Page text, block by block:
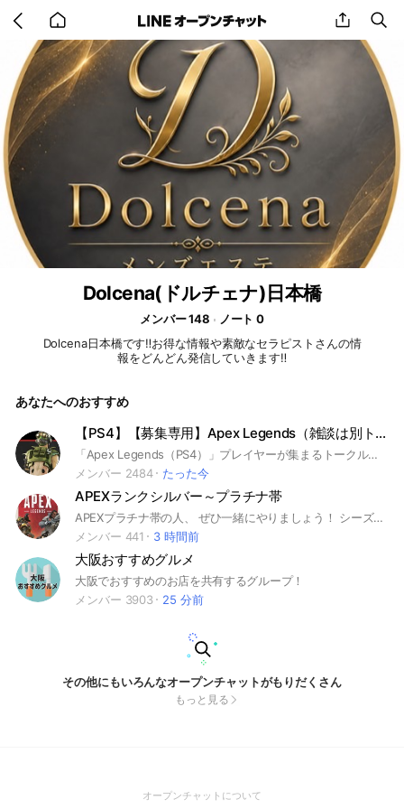
back
to
home
share
Dolcena(ドルチェナ)日本橋
メンバー 148
ノート 0
Dolcena日本橋です‼️お得な情報や素敵なセラピストさんの情
報をどんどん発信していきます‼️
あなたへのおすすめ
【PS4】【募集専用】Apex Legends（雑談は別トークルーム）【welps】
「Apex Legends（PS4）」プレイヤーが集まるトークルームです！情報共有・共同プレイ・オフ会・フレ交換・プレイ感想共有など。嬉しいことも悔しいことも一緒に楽しむ仲間になりましょう！誰でも自由に参加できます！参加後ノートをチェックください。このトークルームはオタクサークル「welps」が運営しています。
メンバー 2484
たった今
APEXランクシルバー～プラチナ帯
APEXプラチナ帯の人、 ぜひ一緒にやりましょう！ シーズンが変わって シルバーやゴールドに なってしまった人も大歓迎！ 機種はなんでもOKです！ 参加自由です。 害悪がたまに入ってきますが 見つけ次第強制退会させます。 詳しくは入ってノートを ご確認ください。 #APEX #ゲーム #game #FPS #シューティングゲーム
メンバー 441
3 時間前
大阪おすすめグルメ
大阪でおすすめのお店を共有するグループ！
メンバー 3903
25 分前
その他にもいろんなオープンチャットがもりだくさん
もっと見る
オープンチャットについて